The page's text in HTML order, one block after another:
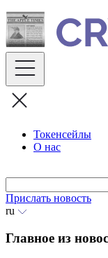
Skip
to
content
Токенсейлы
О нас
Прислать новость
ru
Главное из